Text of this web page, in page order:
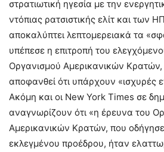
στρατιωτική ηγεσία με την
ντόπιας ρατσιστικής ελίτ και των
αποκαλύπτει λεπτομερειακά τα
υπέπεσε η επιτροπή του
Οργανισμού Αμερικανικών Κρατών,
αποφανθεί ότι υπάρχουν «ισχυρές
Ακόμη και οι New York Times σε
αναγνωρίζουν ότι «η έρευνα του
Αμερικανικών Κρατών, που
εκλεγμένου προέδρου, ήταν